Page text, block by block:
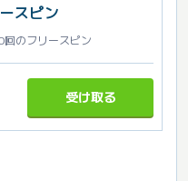
スピン
のフリースピン
受け取る